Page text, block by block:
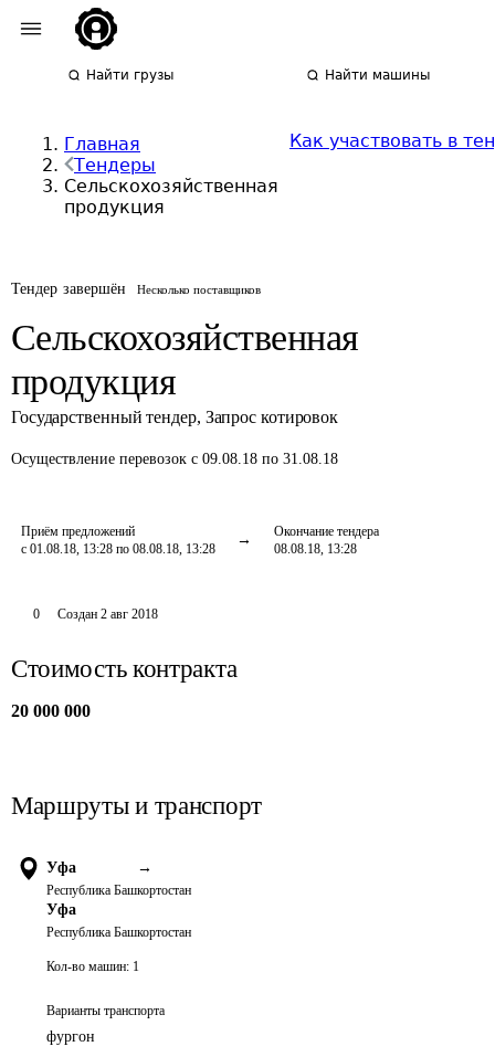
Найти грузы Найти машины
Главная
Тендеры
Сельскохозяйственная
продукция
Как участвовать в
Тендер завершён Несколько поставщиков
Сельскохозяйственная
продукция
Государственный тендер, Запрос котировок
Осуществление перевозок с 09.08.18 по 31.08.18
Приём предложений
с 01.08.18, 13:28 по 08.08.18, 13:28
Окончание тендера
08.08.18, 13:28
0 Создан 2 авг 2018
Стоимость контракта
20 000 000
Маршруты и транспорт
Уфа →
Республика Башкортостан
Уфа
Республика Башкортостан
Кол-во машин: 1
Варианты транспорта
фургон